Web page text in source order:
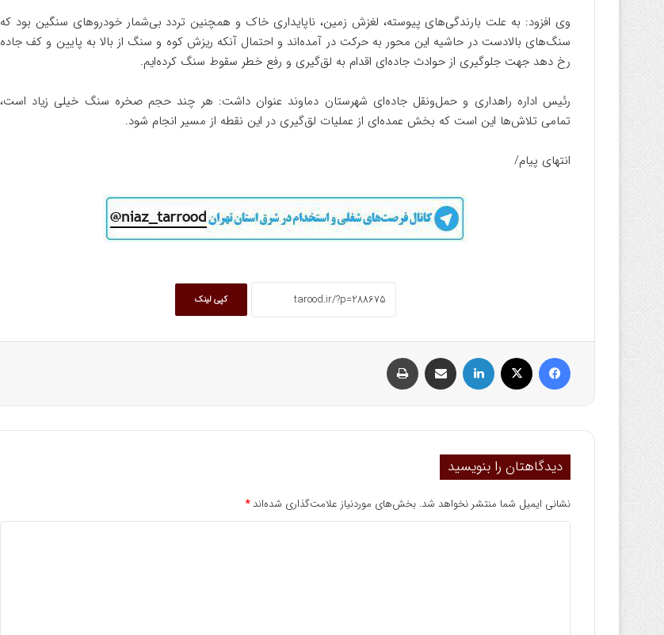
وی افزود: به علت بارندگی‌های پیوسته، لغزش زمین، ناپایداری خاک و همچنین تردد بی‌شمار خودروهای سنگین بود که
سنگ‌های بالادست در حاشیه این محور به حرکت در آمده‌اند و احتمال آنکه ریزش کوه و سنگ از بالا به پایین و کف جاده
رخ دهد جهت جلوگیری از حوادث جاده‌ای اقدام به لق‌گیری و رفع خطر سقوط سنگ کرده‌ایم.
رئیس اداره راهداری و حمل‌ونقل جاده‌ای شهرستان دماوند عنوان داشت: هر چند حجم صخره سنگ خیلی زیاد است،
تمامی تلاش‌ها این است که بخش عمده‌ای از عملیات لق‌گیری در این نقطه از مسیر انجام شود.
انتهای پیام/
کپی لینک
ایکس
دیدگاهتان را بنویسید
نشانی ایمیل شما منتشر نخواهد شد. بخش‌های موردنیاز علامت‌گذاری شده‌اند*